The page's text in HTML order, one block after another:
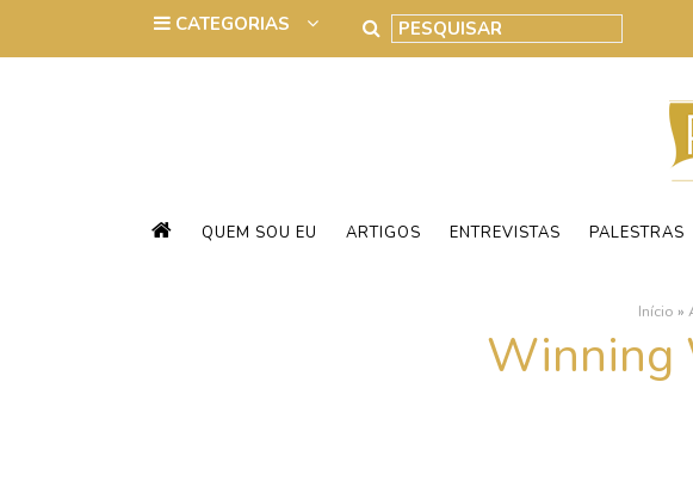
QUEM SOU EU ARTIGOS ENTREVISTAS PALESTRAS
Início »
Winning